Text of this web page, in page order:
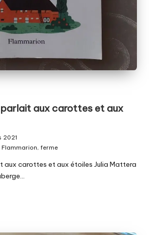
parlait aux carottes et aux
2021
Flammarion, ferme
aux carottes et aux étoiles Julia Mattera